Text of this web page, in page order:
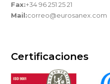
Fax:+34 96 251 25 21
Mail:correo@eurosanex.com
Certificaciones